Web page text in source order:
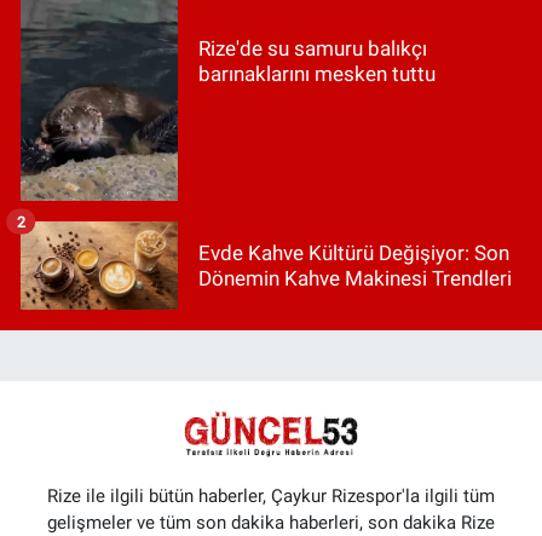
Rize'de su samuru balıkçı
barınaklarını mesken tuttu
Evde Kahve Kültürü Değişiyor: Son
Dönemin Kahve Makinesi Trendleri
2
Rize ile ilgili bütün haberler, Çaykur Rizespor'la ilgili tüm
gelişmeler ve tüm son dakika haberleri, son dakika Rize